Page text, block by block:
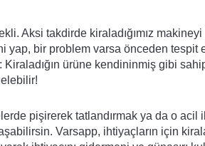
Aksi takdirde kiraladığımız
bir problem varsa önceden tespit
ürüne kendininmiş gibi
pişirerek tatlandırmak ya da o acil
Varsapp, ihtiyaçların için